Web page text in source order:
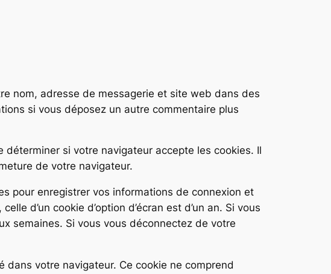
nom, adresse de messagerie et site web dans des
si vous déposez un autre commentaire plus
si votre navigateur accepte les cookies. Il
de votre navigateur.
pour enregistrer vos informations de connexion et
d’un cookie d’option d’écran est d’un an. Si vous
semaines. Si vous vous déconnectez de votre
votre navigateur. Ce cookie ne comprend